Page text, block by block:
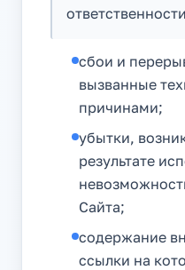
сбои и
вызванные
причинами;
убытки,
результате
Сайта;
содержание
ссылки на